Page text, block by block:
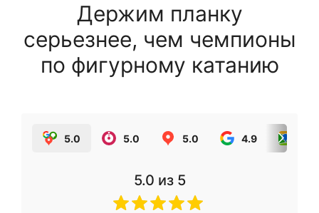
Держим планку
серьезнее, чем чемпионы
по фигурному катанию
5.0 5.0 5.0 4.9
5.0 из 5